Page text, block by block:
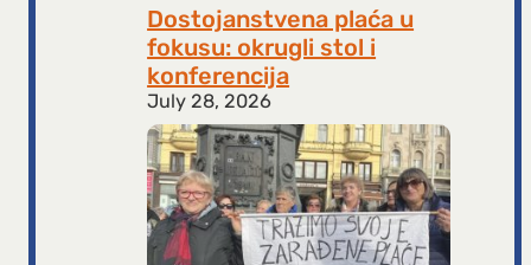
Dostojanstvena plaća u
fokusu: okrugli stol i
konferencija
July 28, 2026